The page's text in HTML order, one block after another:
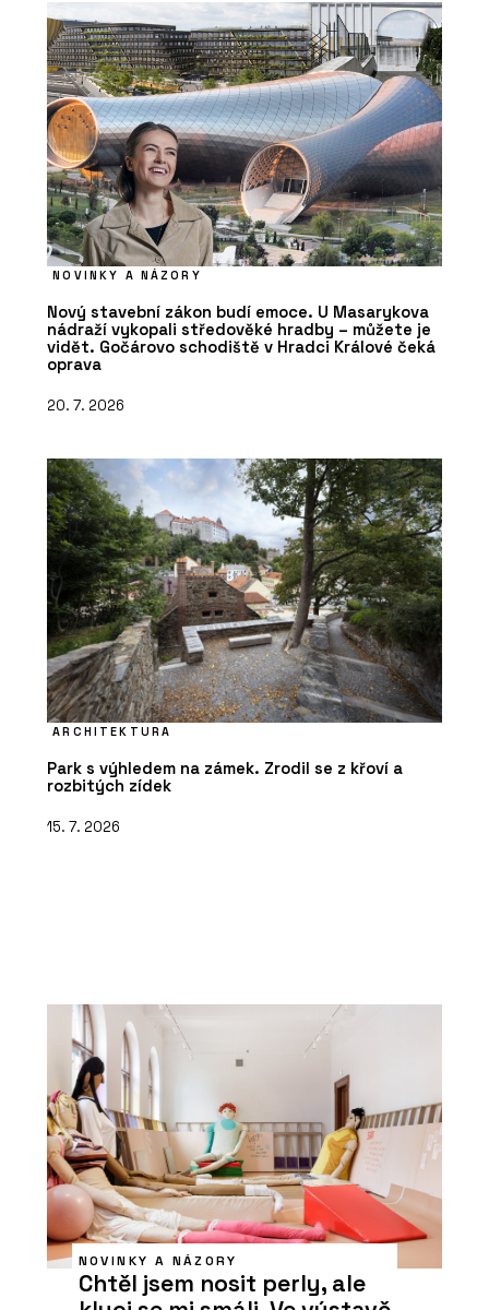
NOVINKY A NÁZORY
Nový stavební zákon budí emoce. U Masarykova
nádraží vykopali středověké hradby – můžete je
vidět. Gočárovo schodiště v Hradci Králové čeká
oprava
20. 7. 2026
ARCHITEKTURA
Park s výhledem na zámek. Zrodil se z křoví a
rozbitých zídek
15. 7. 2026
NOVINKY A NÁZORY
Chtěl jsem nosit perly, ale